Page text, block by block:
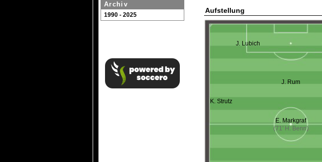
Archiv
1990 - 2025
Aufstellung
J. Lubich
J. Rum
K. Strutz
E. Markgraf
(71' H. Benn)